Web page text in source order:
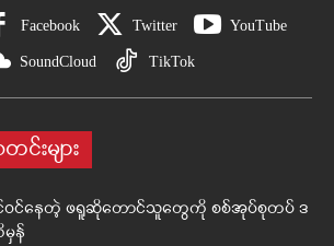
Facebook Twitter YouTube
SoundCloud TikTok
းများ
ဝင်နေတဲ့ ဖရူဆိုတောင်သူတွေကို စစ်အုပ်စုတပ် ဒ
န်